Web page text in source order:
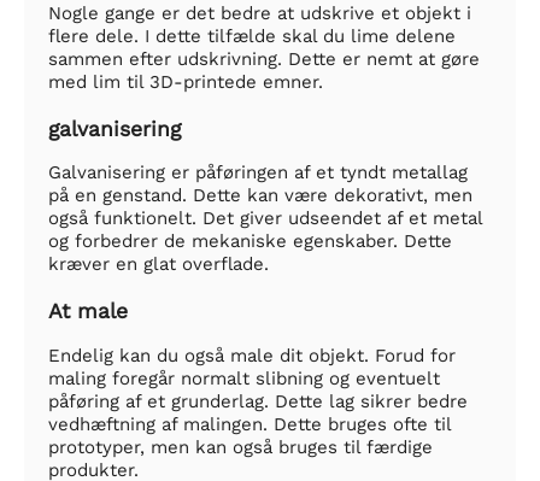
Nogle gange er det bedre at udskrive et objekt i
flere dele. I dette tilfælde skal du lime delene
sammen efter udskrivning. Dette er nemt at gøre
med lim til 3D-printede emner.
galvanisering
Galvanisering er påføringen af et tyndt metallag
på en genstand. Dette kan være dekorativt, men
også funktionelt. Det giver udseendet af et metal
og forbedrer de mekaniske egenskaber. Dette
kræver en glat overflade.
At male
Endelig kan du også male dit objekt. Forud for
maling foregår normalt slibning og eventuelt
påføring af et grunderlag. Dette lag sikrer bedre
vedhæftning af malingen. Dette bruges ofte til
prototyper, men kan også bruges til færdige
produkter.